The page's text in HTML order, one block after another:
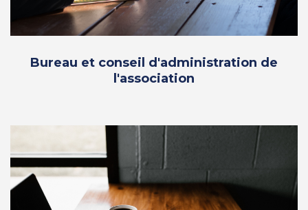
Bureau et conseil d'administration de
l'association